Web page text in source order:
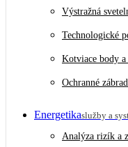
Výstražná
Technologické
Kotviace body
Ochranné
Energetikaslužby a
Analýza rizík a